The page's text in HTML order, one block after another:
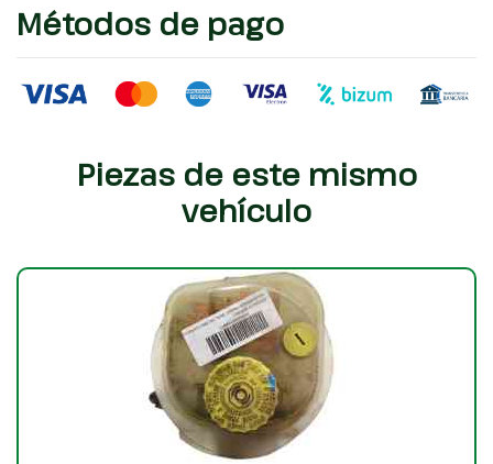
Métodos de pago
Piezas de este mismo
vehículo